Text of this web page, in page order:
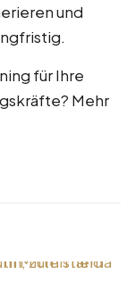
und
für Ihre
Mehr